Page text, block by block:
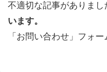
不適切な記事がありまし
います。
「お問い合わせ」フォ